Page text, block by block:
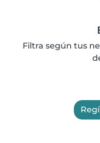
Filtra según tus